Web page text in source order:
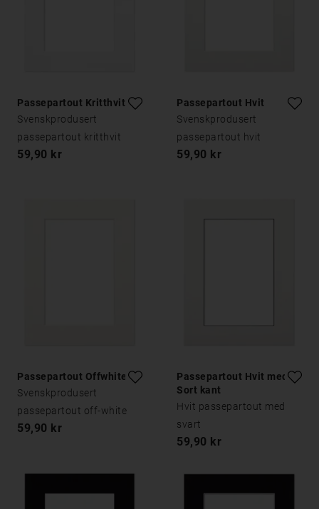
Passepartout Kritthvitt
Svenskprodusert
passepartout kritthvit
59,90 kr
Passepartout Hvit
Svenskprodusert
passepartout hvit
59,90 kr
Passepartout Offwhite
Svenskprodusert
passepartout off-white
59,90 kr
Passepartout Hvit med
Sort kant
Hvit passepartout med
svart
59,90 kr